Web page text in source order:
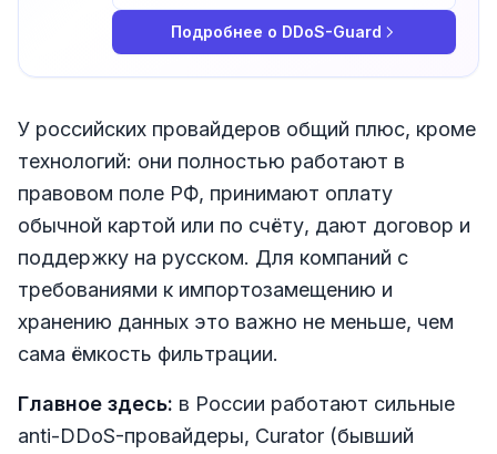
Подробнее о DDoS-Guard
У российских провайдеров общий плюс, кроме
технологий: они полностью работают в
правовом поле РФ, принимают оплату
обычной картой или по счёту, дают договор и
поддержку на русском. Для компаний с
требованиями к импортозамещению и
хранению данных это важно не меньше, чем
сама ёмкость фильтрации.
Главное здесь: в России работают сильные
anti-DDoS-провайдеры, Curator (бывший